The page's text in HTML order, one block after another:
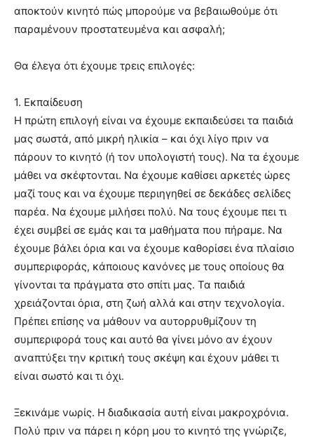
αποκτούν κινητό πώς μπορούμε να βεβαιωθούμε ότι
παραμένουν προστατευμένα και ασφαλή;
Θα έλεγα ότι έχουμε τρεις επιλογές:
1. Εκπαίδευση
Η πρώτη επιλογή είναι να έχουμε εκπαιδεύσει τα παιδιά
μας σωστά, από μικρή ηλικία – και όχι λίγο πριν να
πάρουν το κινητό (ή τον υπολογιστή τους). Να τα έχουμε
μάθει να σκέφτονται. Να έχουμε καθίσει αρκετές ώρες
μαζί τους και να έχουμε περιηγηθεί σε δεκάδες σελίδες
παρέα. Να έχουμε μιλήσει πολύ. Να τους έχουμε πει τι
έχει συμβεί σε εμάς και τα μαθήματα που πήραμε. Να
έχουμε βάλει όρια και να έχουμε καθορίσει ένα πλαίσιο
συμπεριφοράς, κάποιους κανόνες με τους οποίους θα
γίνονται τα πράγματα στο σπίτι μας. Τα παιδιά
χρειάζονται όρια, στη ζωή αλλά και στην τεχνολογία.
Πρέπει επίσης να μάθουν να αυτορρυθμίζουν τη
συμπεριφορά τους και αυτό θα γίνει μόνο αν έχουν
αναπτύξει την κριτική τους σκέψη και έχουν μάθει τι
είναι σωστό και τι όχι.
Ξεκινάμε νωρίς. Η διαδικασία αυτή είναι μακροχρόνια.
Πολύ πριν να πάρει η κόρη μου το κινητό της γνώριζε,